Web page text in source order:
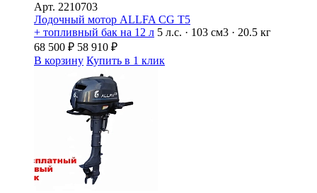
Арт. 2210703
Лодочный мотор ALLFA CG T5
+ топливный бак на 12 л 5 л.с. · 103 см3 · 20.5 кг
68 500 ₽ 58 910 ₽
В корзину Купить в 1 клик